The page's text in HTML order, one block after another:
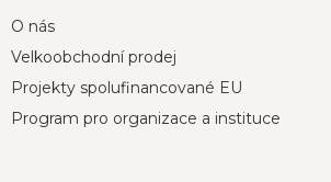
O nás
Velkoobchodní prodej
Projekty spolufinancované EU
Program pro organizace a instituce